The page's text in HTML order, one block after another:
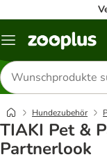
Menü
Produkte
suchen
Hundezubehör
TIAKI Pet &
Partnerlook